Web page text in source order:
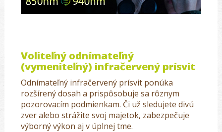
Voliteľný odnímateľný
(vymeniteľný) infračervený prísvit
Odnímateľný infračervený prísvit ponúka
rozšírený dosah a prispôsobuje sa rôznym
pozorovacím podmienkam. Či už sledujete divú
zver alebo strážite svoj majetok, zabezpečuje
výborný výkon aj v úplnej tme.